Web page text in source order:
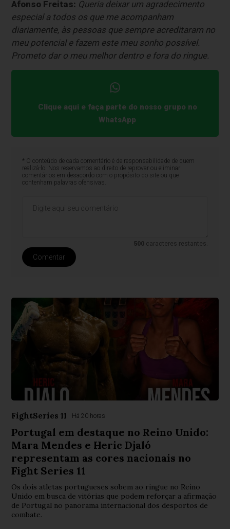
Afonso Freitas: Queria deixar um agradecimento
especial a todos os que me acompanham
diariamente, às pessoas que sempre acreditaram no
meu potencial e fazem este meu sonho possível.
Prometo dar o meu melhor dentro e fora do ringue.
Clique aqui e faça parte do nosso grupo no
WhatsApp
* O conteúdo de cada comentário é de responsabilidade de quem
realizá-lo. Nos reservamos ao direito de reprovar ou eliminar
comentários em desacordo com o propósito do site ou que
contenham palavras ofensivas.
500 caracteres restantes.
Comentar
FightSeries 11 Há 20 horas
Portugal em destaque no Reino Unido:
Mara Mendes e Heric Djaló
representam as cores nacionais no
Fight Series 11
Os dois atletas portugueses sobem ao ringue no Reino
Unido em busca de vitórias que podem reforçar a afirmação
de Portugal no panorama internacional dos desportos de
combate.